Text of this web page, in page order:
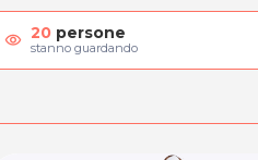
visibility 20 persone
stanno guardando